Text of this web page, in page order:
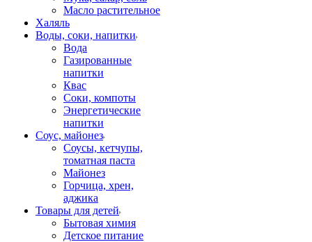
Масло растительное
Халяль
Воды, соки, напитки
Вода
Газированные
напитки
Квас
Соки, компоты
Энергетические
напитки
Соус, майонез
Соусы, кетчупы,
томатная паста
Майонез
Горчица, хрен,
аджика
Товары для детей
Бытовая химия
Детское питание